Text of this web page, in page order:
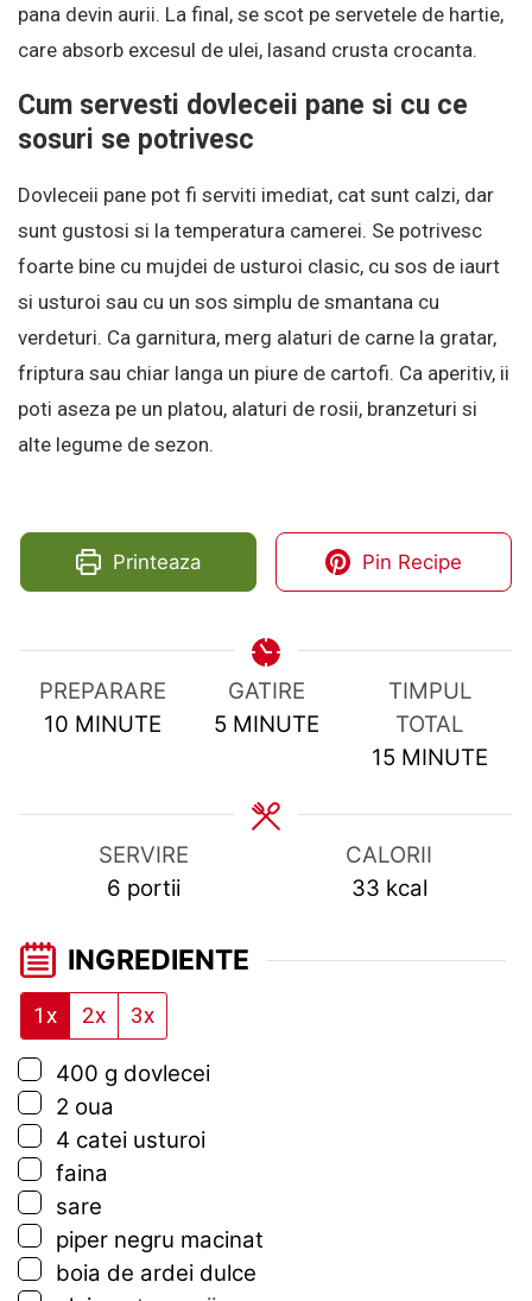
pana devin aurii. La final, se scot pe servetele de hartie,
care absorb excesul de ulei, lasand crusta crocanta.
Cum servesti dovleceii pane si cu ce
sosuri se potrivesc
Dovleceii pane pot fi serviti imediat, cat sunt calzi, dar
sunt gustosi si la temperatura camerei. Se potrivesc
foarte bine cu mujdei de usturoi clasic, cu sos de iaurt
si usturoi sau cu un sos simplu de smantana cu
verdeturi. Ca garnitura, merg alaturi de carne la gratar,
friptura sau chiar langa un piure de cartofi. Ca aperitiv, ii
poti aseza pe un platou, alaturi de rosii, branzeturi si
alte legume de sezon.
Printeaza Pin Recipe
PREPARARE
10MINUTES
MINUTE
GATIRE
5MINUTES
MINUTE
TIMPUL
TOTAL
15 MINUTES
MINUTE
SERVIRE
6 portii
CALORII
33 kcal
INGREDIENTE
1x 2x 3x
▢
400 g dovlecei
▢
2 oua
▢
4 catei usturoi
▢
faina
▢
sare
▢
piper negru macinat
▢
boia de ardei dulce